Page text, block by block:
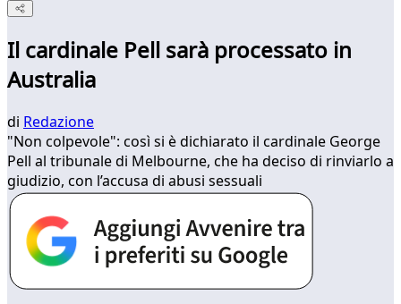
Il cardinale Pell sarà processato in
Australia
di Redazione
"Non colpevole": così si è dichiarato il cardinale George
Pell al tribunale di Melbourne, che ha deciso di rinviarlo a
giudizio, con l’accusa di abusi sessuali